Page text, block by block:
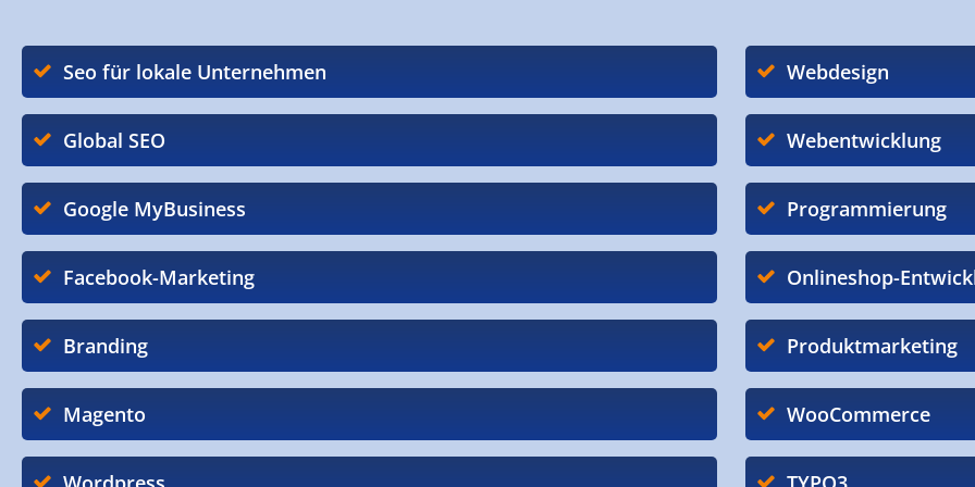
Seo für lokale Unternehmen
Global SEO
Google MyBusiness
Facebook-Marketing
Branding
Magento
Webdesign
Webentwicklung
Programmierung
Onlineshop-
Produktmarketing
WooCommerce